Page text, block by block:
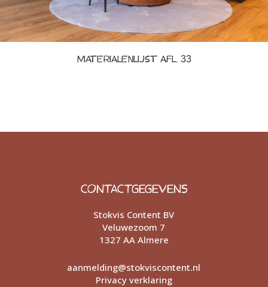
Materialenlijst afl. 33
CONTACTGEGEVENS
Stokvis Content BV
Veluwezoom 7
1327 AA Almere
aanmelding@stokviscontent.nl
Privacy verklaring